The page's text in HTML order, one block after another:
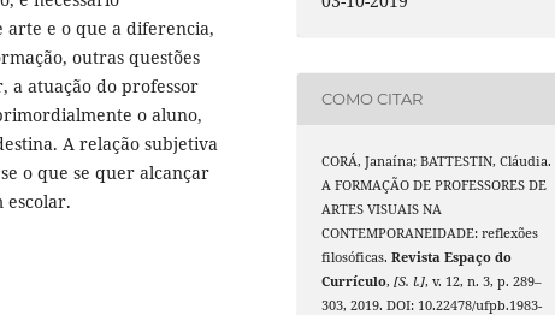
e o que a diferencia,
outras questões
a atuação do professor
o aluno,
A relação subjetiva
o que se quer alcançar
escolar.
COMO CITAR
CORÁ, Janaína; BATTESTIN, Cláudia.
A FORMAÇÃO DE PROFESSORES DE
ARTES VISUAIS NA
CONTEMPORANEIDADE: reflexões
filosóficas.Revista Espaço do
Currículo,[S. l.], v. 12, n. 3, p. 289–
303, 2019. DOI: 10.22478/ufpb.1983-